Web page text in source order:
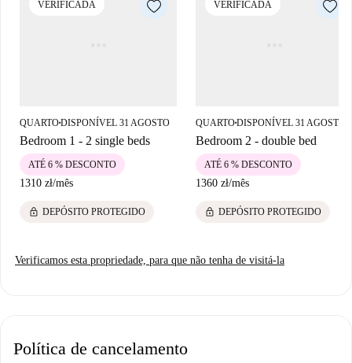
Kraków e o Mercado Groszek, ideais para o dia a dia e para explorar a
VERIFICADA
QUARTO■DISPONÍVEL 31 AGOSTO
Bedroom 1 - 2 single beds
1310 zł/mês
ATÉ 6 % DESCONTO
lock DEPÓSITO PROTEGIDO
VERIFICADA
QUARTO■DISPONÍVEL 31 AGOSTO
Bedroom 2 - double bed
1360 zł/mês
ATÉ 6 % DESCONTO
lock DEPÓSITO PROTEGIDO
Verificamos esta propriedade, para que não tenha de visitá-la
Política de cancelamento